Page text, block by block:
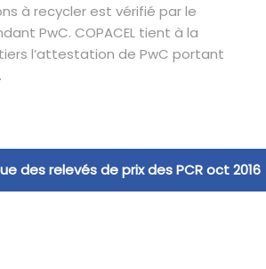
à recycler est vérifié par le
PwC. COPACEL tient à la
l’attestation de PwC portant
des relevés de prix des PCR oct 2016